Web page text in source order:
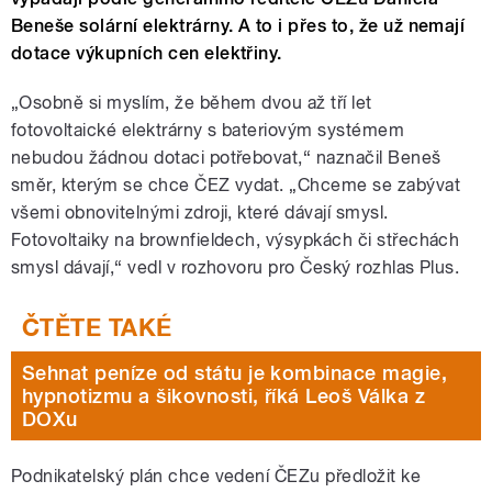
Beneše solární elektrárny. A to i přes to, že už nemají
dotace výkupních cen elektřiny.
„Osobně si myslím, že během dvou až tří let
fotovoltaické elektrárny s bateriovým systémem
nebudou žádnou dotaci potřebovat,“ naznačil Beneš
směr, kterým se chce ČEZ vydat. „Chceme se zabývat
všemi obnovitelnými zdroji, které dávají smysl.
Fotovoltaiky na brownfieldech, výsypkách či střechách
smysl dávají,“ vedl v rozhovoru pro Český rozhlas Plus.
Sehnat peníze od státu je kombinace magie,
hypnotizmu a šikovnosti, říká Leoš Válka z
DOXu
Podnikatelský plán chce vedení ČEZu předložit ke